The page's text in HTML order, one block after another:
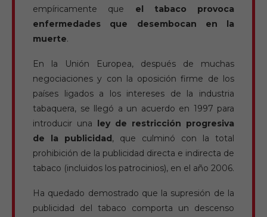
empíricamente que el tabaco provoca
enfermedades que desembocan en la
muerte.
En la Unión Europea, después de muchas
negociaciones y con la oposición firme de los
países ligados a los intereses de la industria
tabaquera, se llegó a un acuerdo en 1997 para
introducir una ley de restricción progresiva
de la publicidad, que culminó con la total
prohibición de la publicidad directa e indirecta de
tabaco (incluidos los patrocinios), en el año 2006.
Ha quedado demostrado que la supresión de la
publicidad del tabaco comporta un descenso